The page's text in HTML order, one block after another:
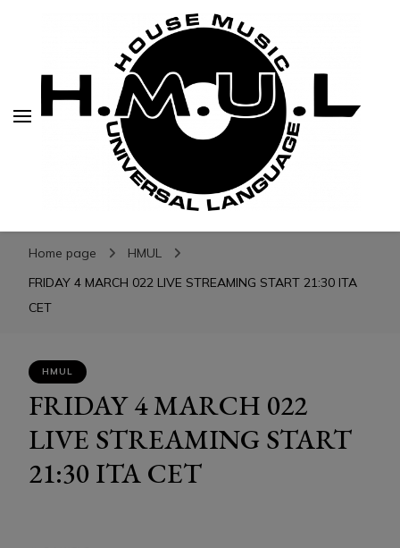
H.M.U.L.
H.M.U.L.
www.housemusicuniversallanguage.com
Home page
HMUL
FRIDAY 4 MARCH 022 LIVE STREAMING START 21:30 ITA
CET
HMUL
FRIDAY 4 MARCH 022
LIVE STREAMING START
21:30 ITA CET